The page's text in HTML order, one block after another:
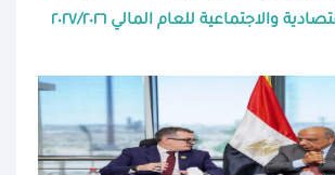
والاجتماعية للعام المالي ٢٠٢٧/٢٠٢٦